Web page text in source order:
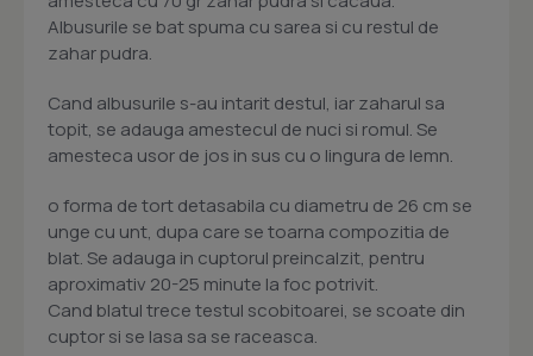
Albusurile se bat spuma cu sarea si cu restul de
zahar pudra.
Cand albusurile s-au intarit destul, iar zaharul sa
topit, se adauga amestecul de nuci si romul. Se
amesteca usor de jos in sus cu o lingura de lemn.
o forma de tort detasabila cu diametru de 26 cm se
unge cu unt, dupa care se toarna compozitia de
blat. Se adauga in cuptorul preincalzit, pentru
aproximativ 20-25 minute la foc potrivit.
Cand blatul trece testul scobitoarei, se scoate din
cuptor si se lasa sa se raceasca.